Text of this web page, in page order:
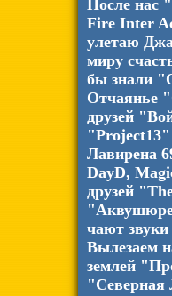
После нас
Fire Inter
улетаю
миру
бы знали
Отчаянье
друзей
Лавирена
DayD,
друзей
чают
Вылезаем
землей
"Северная